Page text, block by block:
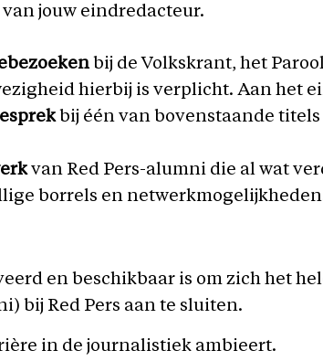
jouw eindredacteur.
bij de Volkskrant, het
hierbij is verplicht. Aan het
bij één van bovenstaande titels
van Red Pers-alumni die al wat
borrels en
en beschikbaar is om zich het
bij Red Pers aan te sluiten.
in de journalistiek ambieert.